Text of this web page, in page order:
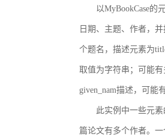
以MyBookCase的
日期、主题、作者，
个题名，描述元素为
取值为字符串；可能
given_nam描述，可能
此实例中一些元
篇论文有多个作者。